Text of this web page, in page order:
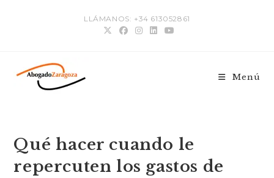
LLÁMANOS: +34 613052861
Menú
Qué hacer cuando le
repercuten los gastos de